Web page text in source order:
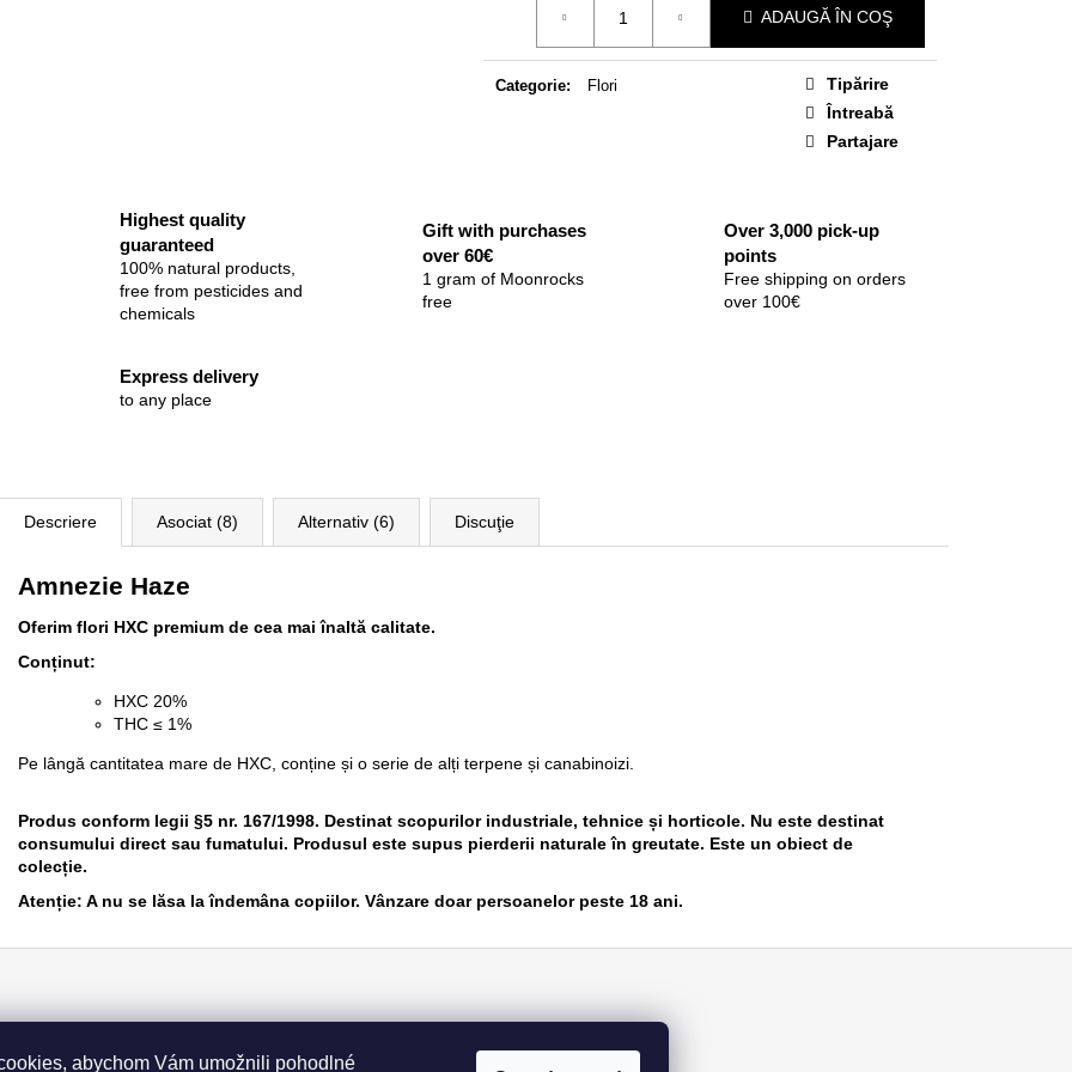
abychom Vám umožnili pohodlné
ADAUGĂ ÎN COŞ
Categorie: Flori
Tipărire
Întreabă
Partajare
Highest quality
guaranteed
100% natural products,
free from pesticides and
chemicals
Gift with purchases
over 60€
1 gram of Moonrocks
free
Over 3,000 pick-up
points
Free shipping on orders
over 100€
Express delivery
to any place
Descriere Asociat (8) Alternativ (6) Discuţie
Amnezie Haze
Oferim flori HXC premium de cea mai înaltă calitate.
Conținut:
HXC 20%
THC ≤ 1%
Pe lângă cantitatea mare de HXC, conține și o serie de alți terpene și canabinoizi.
Produs conform legii §5 nr. 167/1998. Destinat scopurilor industriale, tehnice și horticole. Nu este destinat
consumului direct sau fumatului. Produsul este supus pierderii naturale în greutate. Este un obiect de
colecție.
Atenție: A nu se lăsa la îndemâna copiilor. Vânzare doar persoanelor peste 18 ani.